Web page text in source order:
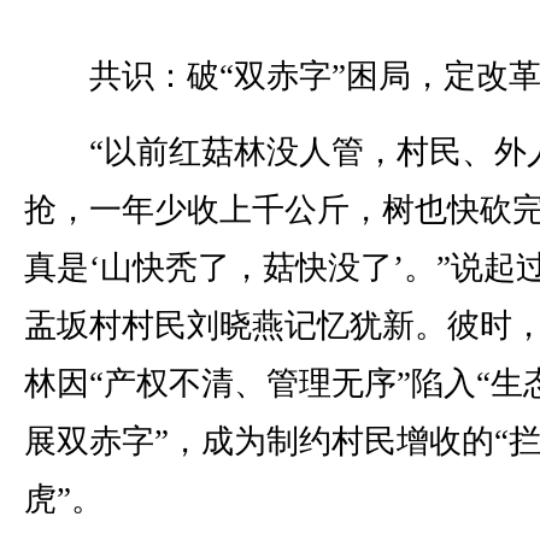
共识：破“双赤字”困局，定改
“以前红菇林没人管，村民、外
抢，一年少收上千公斤，树也快砍
真是‘山快秃了，菇快没了’。”说起
盂坂村村民刘晓燕记忆犹新。彼时
林因“产权不清、管理无序”陷入“生
展双赤字”，成为制约村民增收的“
虎”。